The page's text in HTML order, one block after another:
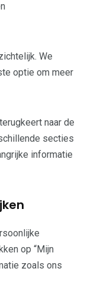
We
optie om meer
naar de
secties
informatie
op “Mijn
zoals ons